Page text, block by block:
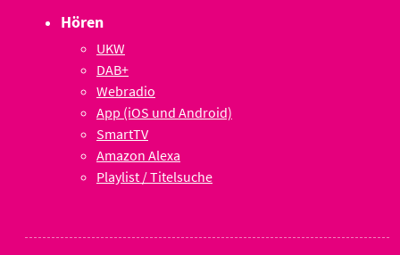
Hören
UKW
DAB+
Webradio
App (iOS und Android)
SmartTV
Amazon Alexa
Playlist / Titelsuche